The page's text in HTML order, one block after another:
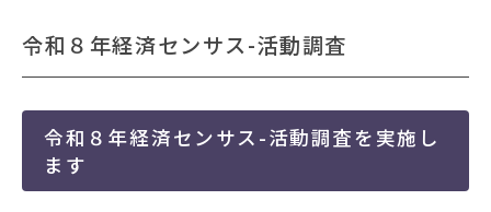
令和８年経済センサス-活動調査
令和８年経済センサス-活動調査を実施し
ます